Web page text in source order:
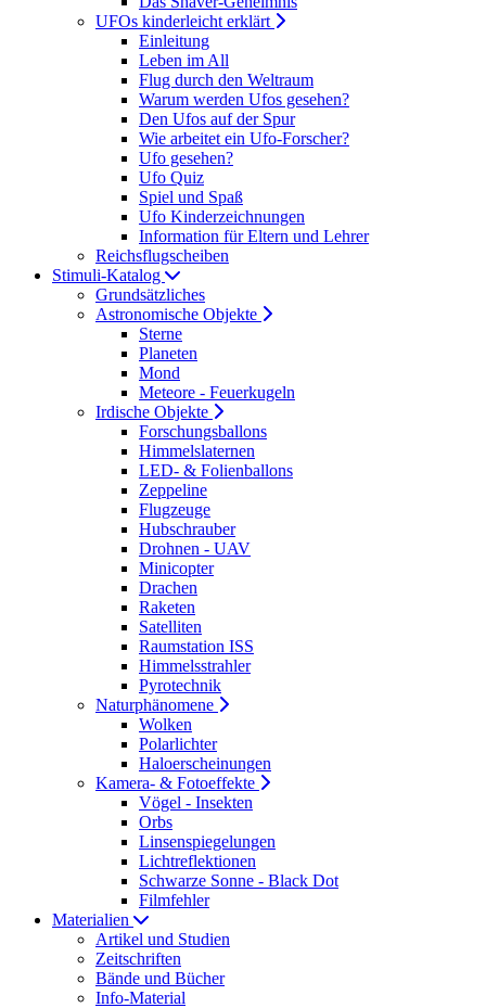
UFOs kinderleicht erklärt
Einleitung
Leben im All
Flug durch den Weltraum
Warum werden Ufos gesehen?
Den Ufos auf der Spur
Wie arbeitet ein Ufo-Forscher?
Ufo gesehen?
Ufo Quiz
Spiel und Spaß
Ufo Kinderzeichnungen
Information für Eltern und Lehrer
Reichsflugscheiben
Stimuli-Katalog
Grundsätzliches
Astronomische Objekte
Sterne
Planeten
Mond
Meteore - Feuerkugeln
Irdische Objekte
Forschungsballons
Himmelslaternen
LED- & Folienballons
Zeppeline
Flugzeuge
Hubschrauber
Drohnen - UAV
Minicopter
Drachen
Raketen
Satelliten
Raumstation ISS
Himmelsstrahler
Pyrotechnik
Naturphänomene
Wolken
Polarlichter
Haloerscheinungen
Kamera- & Fotoeffekte
Vögel - Insekten
Orbs
Linsenspiegelungen
Lichtreflektionen
Schwarze Sonne - Black Dot
Filmfehler
Materialien
Artikel und Studien
Zeitschriften
Bände und Bücher
Info-Material